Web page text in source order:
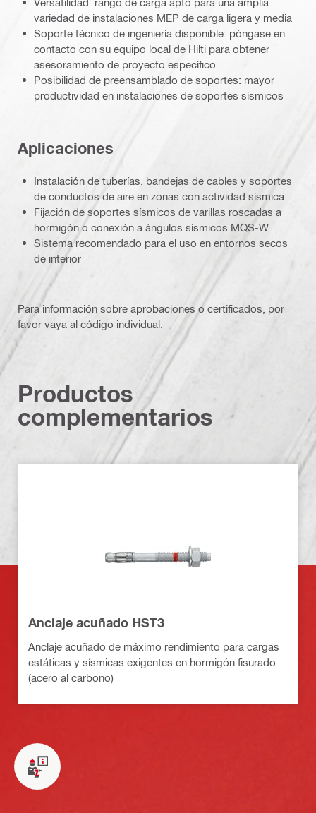
variedad de instalaciones MEP de carga ligera y media
Soporte técnico de ingeniería disponible: póngase en
contacto con su equipo local de Hilti para obtener
asesoramiento de proyecto específico
Posibilidad de preensamblado de soportes: mayor
productividad en instalaciones de soportes sísmicos
Aplicaciones
Instalación de tuberías, bandejas de cables y soportes
de conductos de aire en zonas con actividad sísmica
Fijación de soportes sísmicos de varillas roscadas a
hormigón o conexión a ángulos sísmicos MQS-W
Sistema recomendado para el uso en entornos secos
de interior
Para información sobre aprobaciones o certificados, por
favor vaya al código individual.
Productos
complementarios
Anclaje acuñado HST3
Anclaje acuñado de máximo rendimiento para cargas
estáticas y sísmicas exigentes en hormigón fisurado
(acero al carbono)